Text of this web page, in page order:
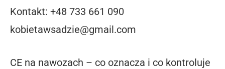
Kontakt: +48 733 661 090
kobietawsadzie@gmail.com
CE na nawozach – co oznacza i co kontroluje